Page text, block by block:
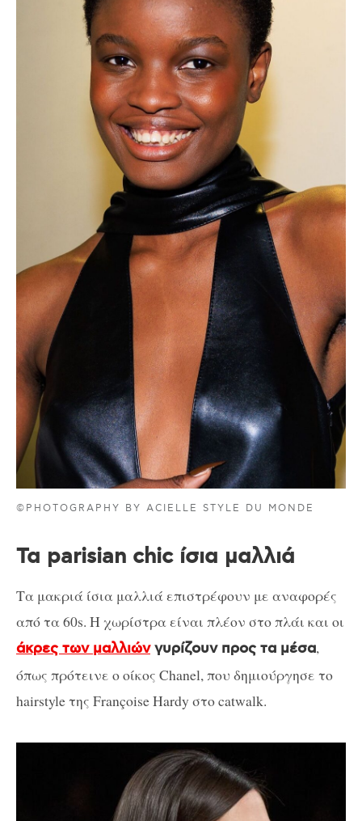
©PHOTOGRAPHY BY ACIELLE STYLE DU MONDE
Τα parisian chic ίσια μαλλιά
Τα μακριά ίσια μαλλιά επιστρέφουν με αναφορές
από τα 60s. Η χωρίστρα είναι πλέον στο πλάι και οι
άκρες των μαλλιώνγυρίζουν προς τα μέσα,
όπως πρότεινε ο οίκος Chanel, που δημιούργησε το
hairstyle της Françoise Hardy στο catwalk.